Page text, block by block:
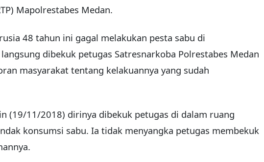
Mapolrestabes Medan.
48 tahun ini gagal melakukan pesta sabu di
dibekuk petugas Satresnarkoba Polrestabes Medan
masyarakat tentang kelakuannya yang sudah
(19/11/2018) dirinya dibekuk petugas di dalam ruang
konsumsi sabu. Ia tidak menyangka petugas membekuk